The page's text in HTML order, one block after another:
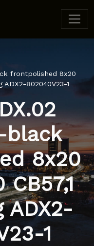
frontpolished 8x20
ADX2-802040V23-1
black
8x20
CB57,1
ADX2-
1